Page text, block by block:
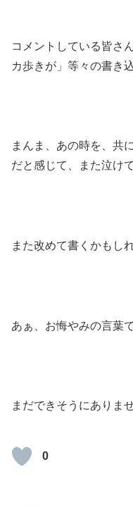
コメントしている皆さ
カ歩きが」等々の書き込
まんま、あの時を、共
だと感じて、また泣け
また改めて書くかもし
あぁ、お悔やみの言葉
まだできそうにありませ
0